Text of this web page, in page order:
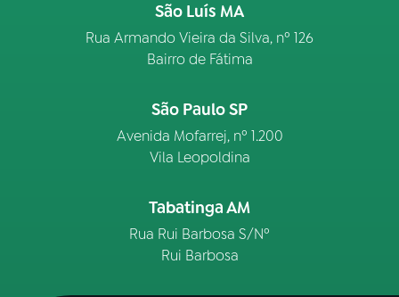
São Luís MA
Rua Armando Vieira da Silva, nº 126
Bairro de Fátima
São Paulo SP
Avenida Mofarrej, nº 1.200
Vila Leopoldina
Tabatinga AM
Rua Rui Barbosa S/Nº
Rui Barbosa